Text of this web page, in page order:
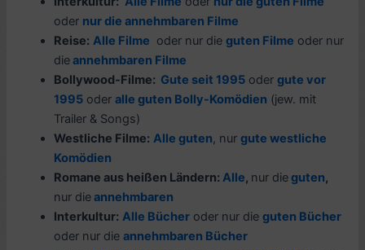
oder nur die annehmbaren Filme
Reise: Alle Filme oder nur dieguten Filme oder nur
dieannehmbaren Filme
Bollywood-Filme: Gute seit 1995 odergute vor
1995 oderalle guten Bolly-Komödien (jew. mit
Trailer & Songs)
Westliche Filme: Alle guten, nurgute westliche
Komödien
Romane aus heißen Ländern:Alle, nur dieguten,
nur dieannehmbaren
Interkultur: Alle Bücher oder nur dieguten Bücher
oder nur dieannehmbaren Bücher